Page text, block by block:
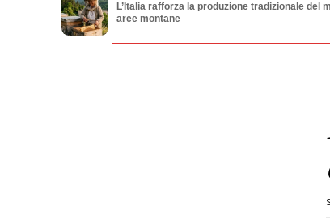
L’Italia rafforza la produzione tradizionale del
aree montane